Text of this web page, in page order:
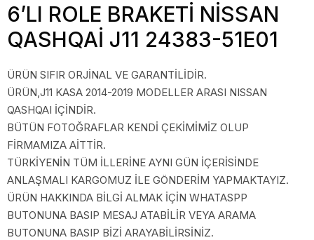
6’LI ROLE BRAKETİ NİSSAN
QASHQAİ J11 24383-51E01
ÜRÜN SIFIR ORJİNAL VE GARANTİLİDİR.
ÜRÜN,J11 KASA 2014-2019 MODELLER ARASI NISSAN
QASHQAI İÇİNDİR.
BÜTÜN FOTOĞRAFLAR KENDİ ÇEKİMİMİZ OLUP
FİRMAMIZA AİTTİR.
TÜRKİYENİN TÜM İLLERİNE AYNI GÜN İÇERİSİNDE
ANLAŞMALI KARGOMUZ İLE GÖNDERİM YAPMAKTAYIZ.
ÜRÜN HAKKINDA BİLGİ ALMAK İÇİN WHATASPP
BUTONUNA BASIP MESAJ ATABİLİR VEYA ARAMA
BUTONUNA BASIP BİZİ ARAYABİLİRSİNİZ.